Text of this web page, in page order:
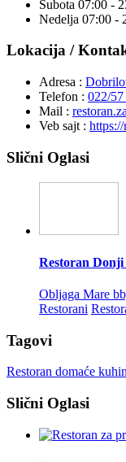
Subota 07:00 -
Nedelja 07:00 -
Lokacija /
Adresa :
Telefon : 022/
Mail :
Veb sajt :
Slični Oglasi
Restoran
Obljaga Mare
Restorani
Tagovi
Restoran domaće
Slični Oglasi